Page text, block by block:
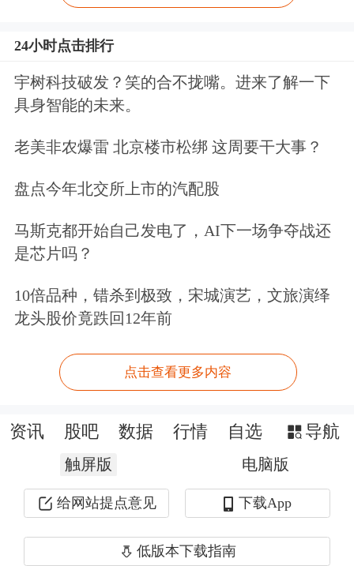
集团和摩根士丹利
的发行利差较同期美国国债高出1.4个
行的债券已获得约1250亿美元认购订
单。
在上周发布的最新财报中，Meta将全年
资本支出预期的最低水平提升40亿美
元，全年资本支出预期达到700亿美元
至720亿美元之间；谷歌也在年内第二
次上调预期，预计全年资本支出将在
910亿美元至930亿美元之间。
近年来，科技公司一直在大规模借债以
满足AI相关需求。据摩根士丹利预计，
从今年到2028年底，大型科技公司将在
数据中心等AI基础设施方面投入约3万
24小时点击排行
宇树科技破发？笑的合不拢嘴。进来了解一下
具身智能的未来。
老美非农爆雷 北京楼市松绑 这周要干大事？
盘点今年北交所上市的汽配股
马斯克都开始自己发电了，AI下一场争夺战还
是芯片吗？
10倍品种，错杀到极致，宋城演艺，文旅演绎
龙头股价竟跌回12年前
点击查看更多内容
资讯 股吧 数据 行情 自选 导航
触屏版 电脑版
给网站提点意见 下载App
低版本下载指南